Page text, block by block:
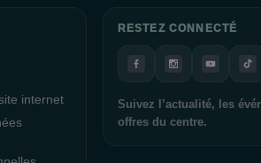
internet
RESTEZ CONNECTÉ
Suivez l’actualité, les
offres du centre.